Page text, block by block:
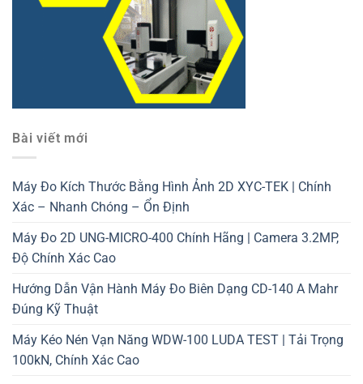
Bài viết mới
Máy Đo Kích Thước Bằng Hình Ảnh 2D XYC-TEK | Chính
Xác – Nhanh Chóng – Ổn Định
Máy Đo 2D UNG-MICRO-400 Chính Hãng | Camera 3.2MP,
Độ Chính Xác Cao
Hướng Dẫn Vận Hành Máy Đo Biên Dạng CD-140 A Mahr
Đúng Kỹ Thuật
Máy Kéo Nén Vạn Năng WDW-100 LUDA TEST | Tải Trọng
100kN, Chính Xác Cao